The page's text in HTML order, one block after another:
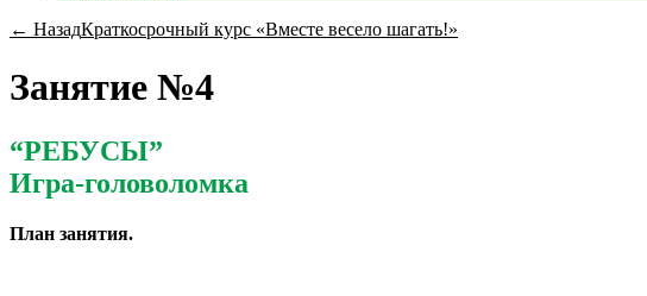
← НазадКраткосрочный курс «Вместе весело шагать!»
Занятие №4
“РЕБУСЫ”
Игра-головоломка
План занятия.